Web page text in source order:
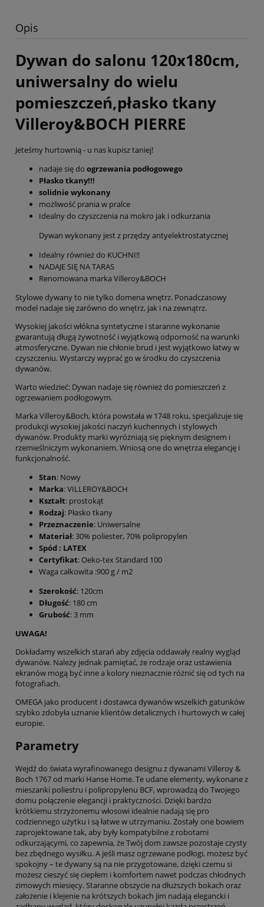
Opis
Dywan do salonu 120x180cm,
uniwersalny do wielu
pomieszczeń,płasko tkany
Villeroy&BOCH PIERRE
Jeteśmy hurtownią - u nas kupisz taniej!
nadaje się do ogrzewania podłogowego
Płasko tkany!!!
solidnie wykonany
możliwość prania w pralce
Idealny do czyszczenia na mokro jak i odkurzania
Dywan wykonany jest z przędzy antyelektrostatycznej
Idealny również do KUCHNI!!
NADAJE SIĘ NA TARAS
Renomowana marka Villeroy&BOCH
Stylowe dywany to nie tylko domena wnętrz. Ponadczasowy
model nadaje się zarówno do wnętrz, jak i na zewnątrz.
Wysokiej jakości włókna syntetyczne i staranne wykonanie
gwarantują długą żywotność i wyjątkową odporność na warunki
atmosferyczne. Dywan nie chłonie brud i jest wyjątkowo łatwy w
czyszczeniu. Wystarczy wyprać go w środku do czyszczenia
dywanów.
Warto wiedzieć: Dywan nadaje się również do pomieszczeń z
ogrzewaniem podłogowym.
Marka Villeroy&Boch, która powstała w 1748 roku, specjalizuje się
produkcji wysokiej jakości naczyń kuchennych i stylowych
dywanów. Produkty marki wyróżniają się pięknym designem i
rzemieślniczym wykonaniem. Wniosą one do wnętrza elegancję i
funkcjonalność.
Stan: Nowy
Marka: VILLEROY&BOCH
Kształt: prostokąt
Rodzaj: Płasko tkany
Przeznaczenie: Uniwersalne
Materiał: 30% poliester, 70% polipropylen
Spód : LATEX
Certyfikat: Oeko-tex Standard 100
Waga całkowita :900 g / m2
Szerokość: 120cm
Długość: 180 cm
Grubość: 3 mm
UWAGA!
Dokładamy wszelkich starań aby zdjęcia oddawały realny wygląd
dywanów. Należy jednak pamiętać, że rodzaje oraz ustawienia
ekranów mogą być inne a kolory nieznacznie różnić się od tych na
fotografiach.
OMEGA jako producent i dostawca dywanów wszelkich gatunków
szybko zdobyła uznanie klientów detalicznych i hurtowych w całej
europie.
Parametry
Wejdź do świata wyrafinowanego designu z dywanami Villeroy &
Boch 1767 od marki Hanse Home. Te udane elementy, wykonane z
mieszanki poliestru i polipropylenu BCF, wprowadzą do Twojego
domu połączenie elegancji i praktyczności. Dzięki bardzo
krótkiemu strzyżonemu włosowi idealnie nadają się pro
codziennego użytku i są łatwe w utrzymaniu. Zostały one bowiem
zaprojektowane tak, aby były kompatybilne z robotami
odkurzającymi, co zapewnia, że Twój dom zawsze pozostaje czysty
bez zbędnego wysiłku. A jeśli masz ogrzewane podłogi, możesz być
spokojny – te dywany są na nie przygotowane, dzięki czemu si
możesz cieszyć się ciepłem i komfortem nawet podczas chłodnych
zimowych miesięcy. Staranne obszycie na dłuższych bokach oraz
założenie i klejenie na krótszych bokach jim nadają elegancki i